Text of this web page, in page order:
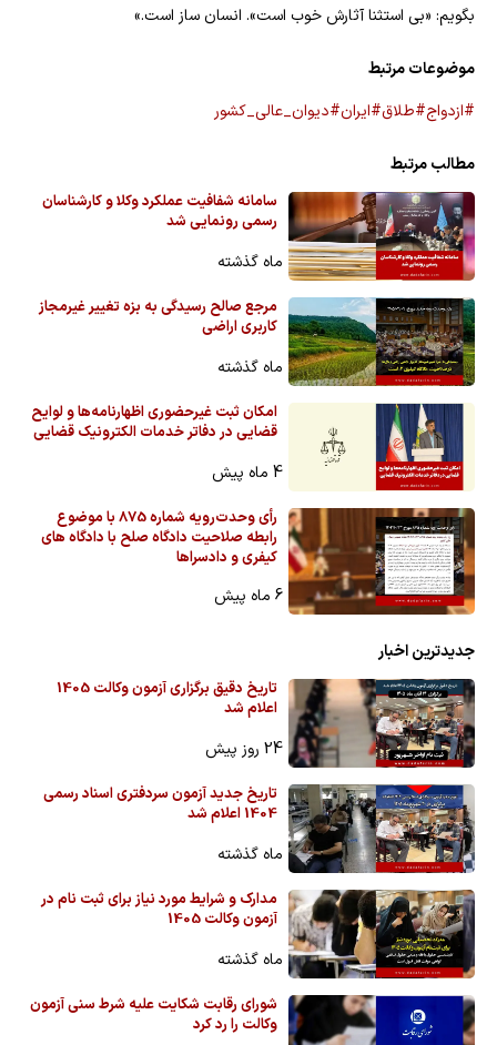
بگویم: «بی استثنا آثارش خوب است». انسان ساز است.»
موضوعات مرتبط
#ازدواج#طلاق#ایران#دیوان_عالی_کشور
مطالب مرتبط
سامانه شفافیت عملکرد وکلا و کارشناسان
رسمی رونمایی شد
ماه گذشته
مرجع صالح رسیدگی به بزه تغییر غیرمجاز
کاربری اراضی
ماه گذشته
امکان ثبت غیرحضوری اظهارنامه‌ها و لوایح
قضایی در دفاتر خدمات الکترونیک قضایی
4 ماه پیش
رأی وحدت‌رویه شماره 875 با موضوع
رابطه صلاحیت دادگاه صلح با دادگاه های
کیفری و دادسراها
6 ماه پیش
جدیدترین اخبار
تاریخ دقیق برگزاری آزمون وکالت 1405
اعلام شد
24 روز پیش
تاریخ جدید آزمون سردفتری اسناد رسمی
1404 اعلام شد
ماه گذشته
مدارک و شرایط مورد نیاز برای ثبت نام در
آزمون وکالت 1405
ماه گذشته
شورای رقابت شکایت علیه شرط سنی آزمون
وکالت را رد کرد